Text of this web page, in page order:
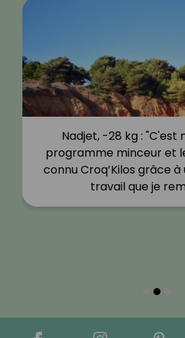
Nadjet, -28 kg : "C'est
programme minceur et
connu Croq’Kilos grâce
travail que je